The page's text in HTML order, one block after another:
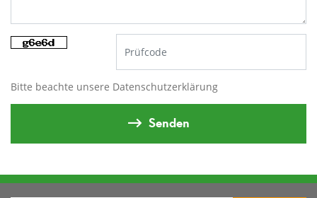
Bitte beachte unsere Datenschutzerklärung
Senden